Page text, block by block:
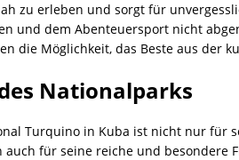
zu erleben und sorgt für
und dem Abenteuersport nicht
die Möglichkeit, das Beste aus der
Nationalparks
Turquino in Kuba ist nicht nur für
auch für seine reiche und besondere